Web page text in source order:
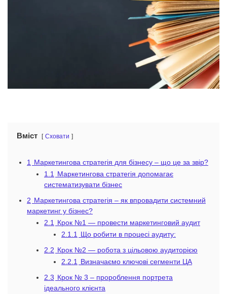
Вміст Сховати
1
Маркетингова стратегія для бізнесу – що це за звір?
1.1
Маркетингова стратегія допомагає
систематизувати бізнес
2 Маркетингова стратегія – як впровадити системний
маркетинг у бізнес?
2.1
Крок №1 — провести маркетинговий аудит
2.1.1
Що робити в процесі аудиту:
2.2 Крок №2 — робота з цільовою аудиторією
2.2.1
Визначаємо ключові сегменти ЦА
2.3 Крок № 3 – пророблення портрета
ідеального клієнта